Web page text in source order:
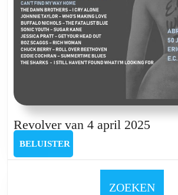
Revolver van 4 april 2025
april
2025
BELUISTER
ZOEKEN